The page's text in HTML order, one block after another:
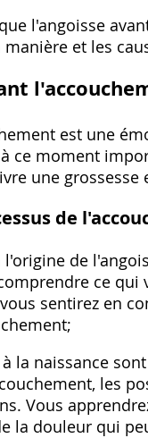
l'angoisse
et les
est une
ce moment
une
de
de
ce
sentirez en
la naissance
les
Vous
la douleur qui